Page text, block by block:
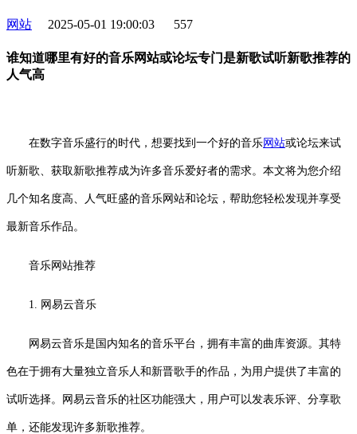
网站 2025-05-01 19:00:03 557
谁知道哪里有好的音乐网站或论坛专门是新歌试听新歌推荐的
人气高
在数字音乐盛行的时代，想要找到一个好的音乐网站或论坛来试
听新歌、获取新歌推荐成为许多音乐爱好者的需求。本文将为您介绍
几个知名度高、人气旺盛的音乐网站和论坛，帮助您轻松发现并享受
最新音乐作品。
音乐网站推荐
1. 网易云音乐
网易云音乐是国内知名的音乐平台，拥有丰富的曲库资源。其特
色在于拥有大量独立音乐人和新晋歌手的作品，为用户提供了丰富的
试听选择。网易云音乐的社区功能强大，用户可以发表乐评、分享歌
单，还能发现许多新歌推荐。